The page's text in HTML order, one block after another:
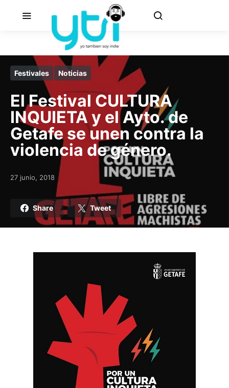
Festivales Noticias
El Festival CULTURA
INQUIETA y el Ayto. de
Getafe se unen contra la
violencia de género.
Posted on
27 junio, 2018
Share Tweet